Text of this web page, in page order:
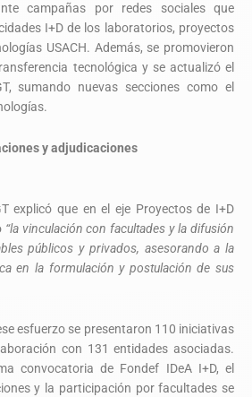
campañas por redes sociales que
I+D de los laboratorios, proyectos
USACH. Además, se promovieron
tecnológica y se actualizó el
sumando nuevas secciones como el
y adjudicaciones
explicó que en el eje Proyectos de I+D
“la vinculación con facultades y la difusión
públicos y privados, asesorando a la
en la formulación y postulación de sus
esfuerzo se presentaron 110 iniciativas
con 131 entidades asociadas.
convocatoria de Fondef IDeA I+D, el
y la participación por facultades se